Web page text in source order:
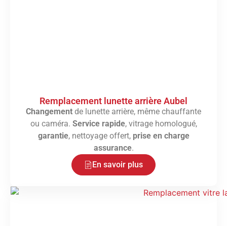
Remplacement lunette arrière Aubel
Changement de lunette arrière, même chauffante
ou caméra. Service rapide, vitrage homologué,
garantie, nettoyage offert, prise en charge
assurance.
En savoir plus